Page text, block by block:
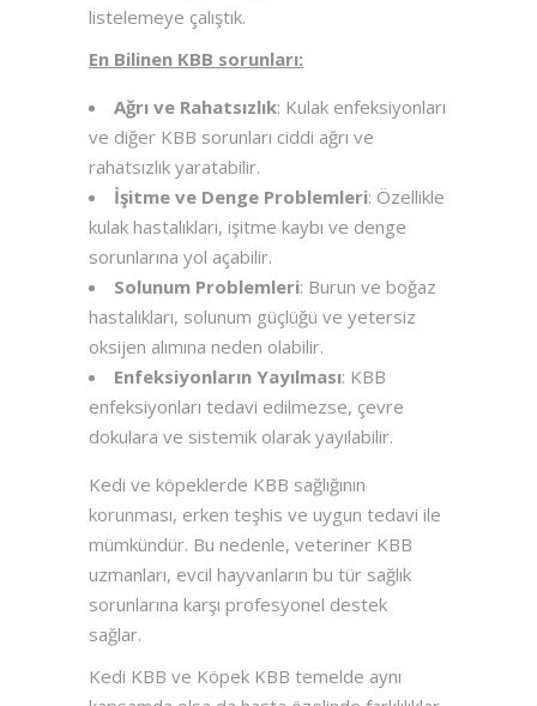
listelemeye çalıştık.
En Bilinen KBB sorunları:
Ağrı ve Rahatsızlık: Kulak enfeksiyonları
ve diğer KBB sorunları ciddi ağrı ve
rahatsızlık yaratabilir.
İşitme ve Denge Problemleri: Özellikle
kulak hastalıkları, işitme kaybı ve denge
sorunlarına yol açabilir.
Solunum Problemleri: Burun ve boğaz
hastalıkları, solunum güçlüğü ve yetersiz
oksijen alımına neden olabilir.
Enfeksiyonların Yayılması: KBB
enfeksiyonları tedavi edilmezse, çevre
dokulara ve sistemik olarak yayılabilir.
Kedi ve köpeklerde KBB sağlığının
korunması, erken teşhis ve uygun tedavi ile
mümkündür. Bu nedenle, veteriner KBB
uzmanları, evcil hayvanların bu tür sağlık
sorunlarına karşı profesyonel destek
sağlar.
Kedi KBB ve Köpek KBB temelde aynı